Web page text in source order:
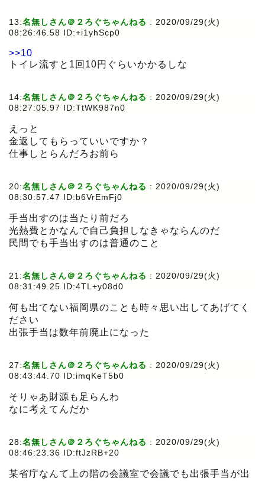
13:名無しさん＠２ろぐちゃんねる : 2020/09/29(火)
08:26:46.58 ID:+i1yhScp0
>>10
トイレ流すと1回10円ぐらいかかるしな
14:名無しさん＠２ろぐちゃんねる : 2020/09/29(火)
08:27:05.97 ID:TtWK987n0
えっと
金返してもらっていいですか？
仕事しとらんだろお前ら
20:名無しさん＠２ろぐちゃんねる : 2020/09/29(火)
08:30:57.47 ID:b6VrEmFj0
手当出すのは当たり前だろ
光熱費とかなんで自己負担しなきゃならんのだ
民間でも手当出すのは普通のこと
21:名無しさん＠２ろぐちゃんねる : 2020/09/29(火)
08:31:49.25 ID:4TL+y08d0
何も出てない福岡県のことも時々思い出してあげてく
ださい
出張手当は数年前廃止になった
27:名無しさん＠２ろぐちゃんねる : 2020/09/29(火)
08:43:44.70 ID:imqKeT5b0
そりゃあ財源も足らんわ
なに考えてんだか
28:名無しさん＠２ろぐちゃんねる : 2020/09/29(火)
08:46:23.36 ID:ftJzRB+20
某省庁なんて上の階の会議室で会議でも出張手当が出